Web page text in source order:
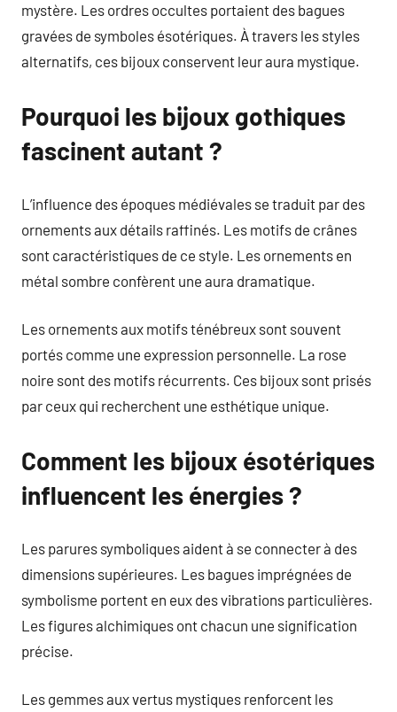
mystère. Les ordres occultes portaient des bagues
gravées de symboles ésotériques. À travers les styles
alternatifs, ces bijoux conservent leur aura mystique.
Pourquoi les bijoux gothiques
fascinent autant ?
L’influence des époques médiévales se traduit par des
ornements aux détails raffinés. Les motifs de crânes
sont caractéristiques de ce style. Les ornements en
métal sombre confèrent une aura dramatique.
Les ornements aux motifs ténébreux sont souvent
portés comme une expression personnelle. La rose
noire sont des motifs récurrents. Ces bijoux sont prisés
par ceux qui recherchent une esthétique unique.
Comment les bijoux ésotériques
influencent les énergies ?
Les parures symboliques aident à se connecter à des
dimensions supérieures. Les bagues imprégnées de
symbolisme portent en eux des vibrations particulières.
Les figures alchimiques ont chacun une signification
précise.
Les gemmes aux vertus mystiques renforcent les